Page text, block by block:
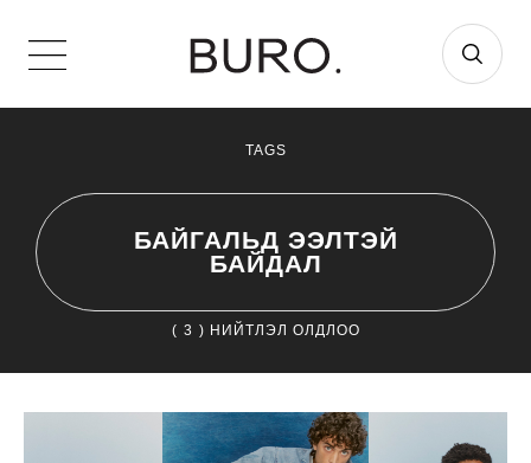
TAGS
БАЙГАЛЬД ЭЭЛТЭЙ
БАЙДАЛ
( 3 ) НИЙТЛЭЛ ОЛДЛОО